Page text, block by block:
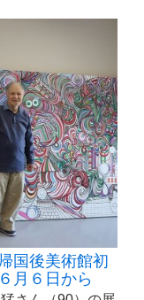
国後美術館初
月６日から